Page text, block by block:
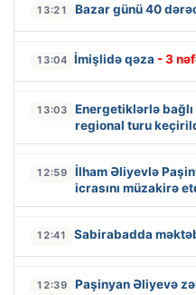
13:21 Bazar günü 40
13:04 İmişlidə qəza - 3
13:03
Energetiklərlə bağlı
regional turu
12:59
İlham Əliyevlə
icrasını müzakirə
12:41 Sabirabadda
12:39 Paşinyan Əliyevə